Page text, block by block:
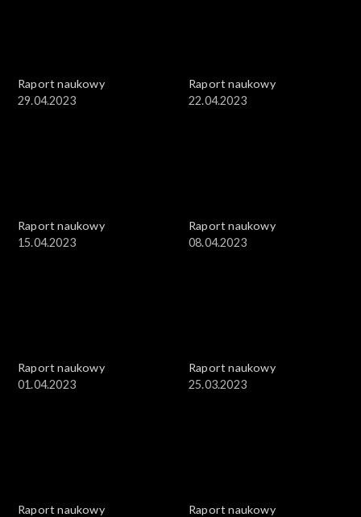
Raport naukowy
29.04.2023
Raport naukowy
22.04.2023
Raport naukowy
15.04.2023
Raport naukowy
08.04.2023
Raport naukowy
01.04.2023
Raport naukowy
25.03.2023
Raport naukowy
Raport naukowy